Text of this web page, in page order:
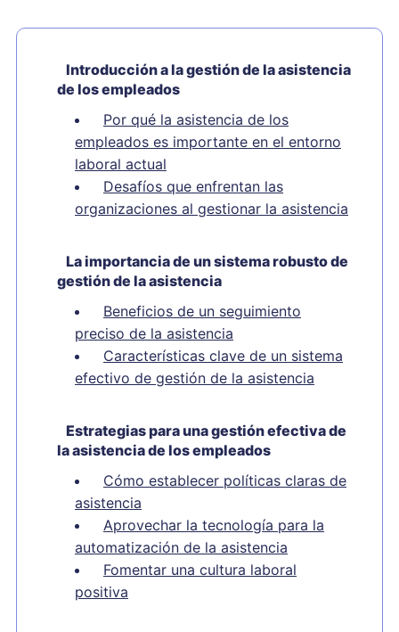
Introducción a la gestión de la asistencia
de los empleados
Por qué la asistencia de los
empleados es importante en el entorno
laboral actual
Desafíos que enfrentan las
organizaciones al gestionar la asistencia
La importancia de un sistema robusto de
gestión de la asistencia
Beneficios de un seguimiento
preciso de la asistencia
Características clave de un sistema
efectivo de gestión de la asistencia
Estrategias para una gestión efectiva de
la asistencia de los empleados
Cómo establecer políticas claras de
asistencia
Aprovechar la tecnología para la
automatización de la asistencia
Fomentar una cultura laboral
positiva